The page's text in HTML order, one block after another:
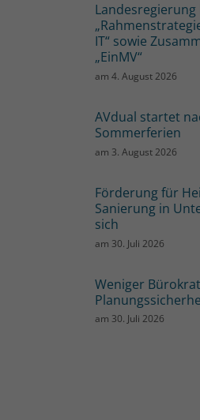
IT“ sowie
„EinMV“
am4. August 2026
AVdual startet
Sommerferien
am 3. August 2026
Förderung für
Sanierung in
sich
am 30. Juli 2026
Weniger
am 30. Juli 2026